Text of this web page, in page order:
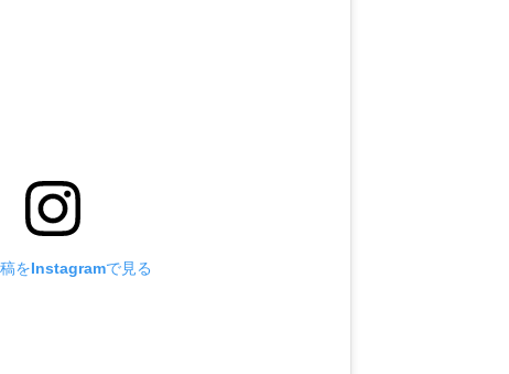
をInstagramで見る